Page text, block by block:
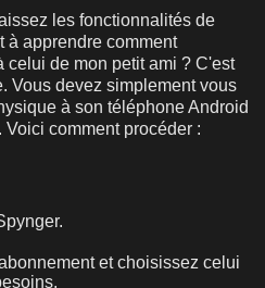
les fonctionnalités de
à apprendre comment
celui de mon petit ami ? C'est
Vous devez simplement vous
à son téléphone Android
comment procéder :
et choisissez celui